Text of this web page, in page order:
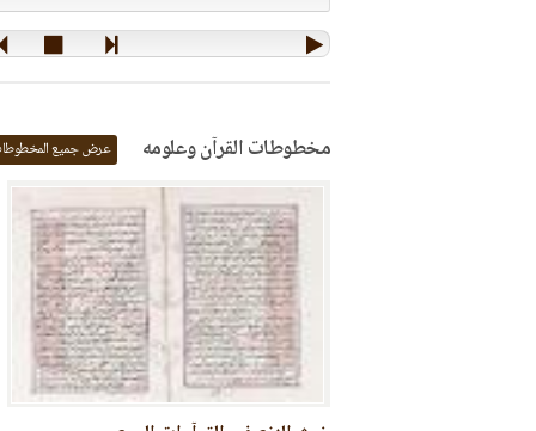
مخطوطات القرآن وعلومه عرض جميع